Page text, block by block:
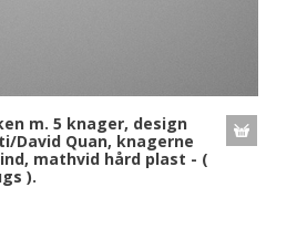
m. 5 knager, design
David Quan, knagerne
mathvid hård plast - (
).